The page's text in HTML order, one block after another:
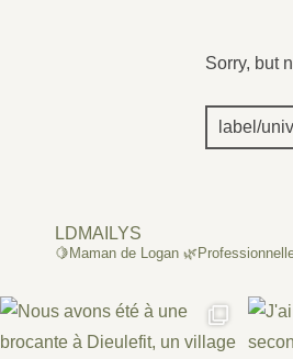
Sorry, but
Search
for:
LDMAILYS
🍋Maman de Logan